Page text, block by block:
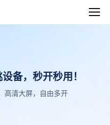
备，秒开秒用！
高清大屏，自由多开